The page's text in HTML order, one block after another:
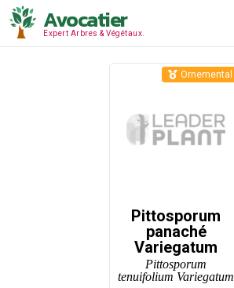
Avocatier
Expert Arbres & Végétaux.
Pittosporum
panaché
Variegatum
Pittosporum
tenuifolium Variegatum
Ornemental